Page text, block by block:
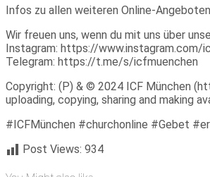
Infos zu allen weiteren Online-
Wir freuen uns, wenn du mit uns über
Instagram: https://www.instagram.com/
Telegram: https://t.me/s/icfmuenchen
Copyright: (P) & © 2024 ICF München
uploading, copying, sharing and making
#ICFMünchen #churchonline #Gebet
Post Views: 934